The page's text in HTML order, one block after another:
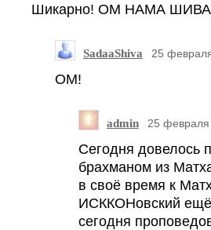
Шикарно! ОМ НАМА
SadaaShiva 25
ОМ!
admin 25
Сегодня довелось
брахманом из
в своё время к
ИСККОНовский
сегодня